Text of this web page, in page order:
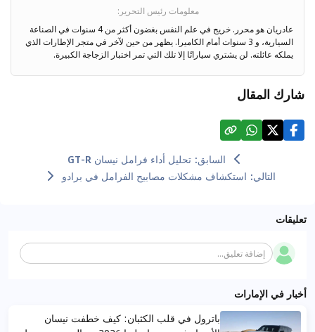
معلومات رئيس التحرير :
عادريان هو محرر. خريج في علم النفس بغضون أكثر من 4 سنوات في الصناعة
السيارية، و 3 سنوات أمام الكاميرا. يظهر من حين لآخر في متجر الإطارات الذي
يملكه عائلته. لن يشتري سياراتًا إلا تلك التي تمر اختبار الزجاجة الكبيرة.
شارك المقال
السابق:تحليل أداء فرامل نيسان GT-R
التالي: استكشاف مشكلات مصابيح الفرامل في برادو
تعليقات
إضافة تعليق...
أخبار في الإمارات
باترول في قلب الكثبان: كيف خطفت نيسان